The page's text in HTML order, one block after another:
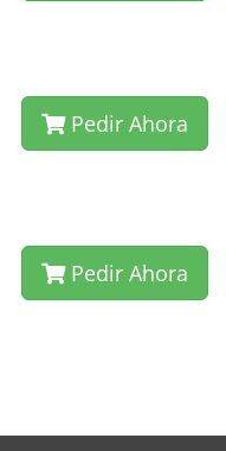
Pedir Ahora
Pedir Ahora